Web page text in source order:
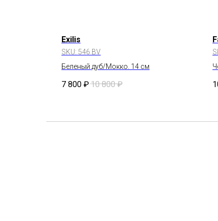
Exilis
SKU: 546 BV
Беленый дуб/Мокко. 14 см
7 800 ₽ 10 800 ₽